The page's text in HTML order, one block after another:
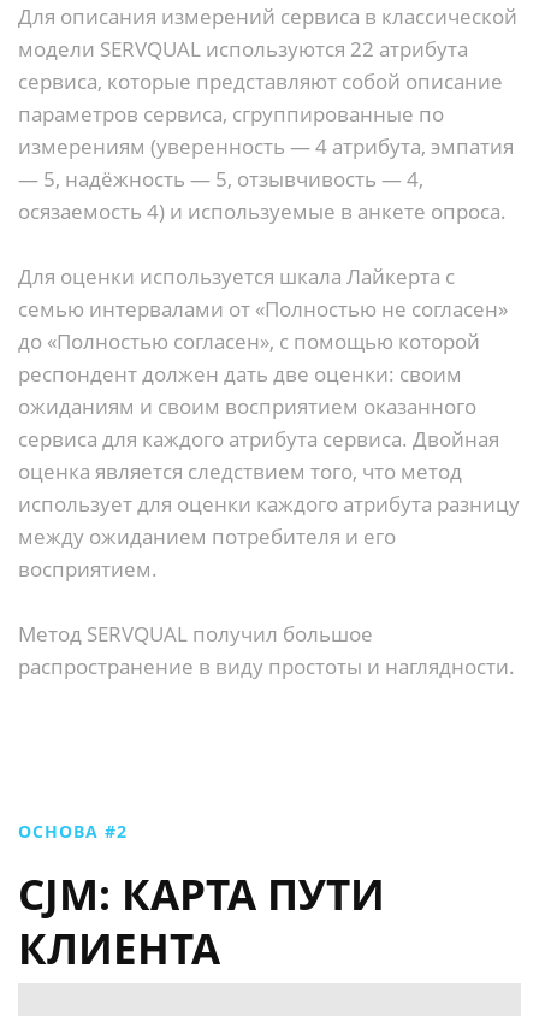
Для описания измерений сервиса в классической
модели SERVQUAL используются 22 атрибута
сервиса, которые представляют собой описание
параметров сервиса, сгруппированные по
измерениям (уверенность — 4 атрибута, эмпатия
— 5, надёжность — 5, отзывчивость — 4,
осязаемость 4) и используемые в анкете опроса.
Для оценки используется шкала Лайкерта с
семью интервалами от «Полностью не согласен»
до «Полностью согласен», с помощью которой
респондент должен дать две оценки: своим
ожиданиям и своим восприятием оказанного
сервиса для каждого атрибута сервиса. Двойная
оценка является следствием того, что метод
использует для оценки каждого атрибута разницу
между ожиданием потребителя и его
восприятием.
Метод SERVQUAL получил большое
распространение в виду простоты и наглядности.
ОСНОВА #2
CJM: КАРТА ПУТИ
КЛИЕНТА